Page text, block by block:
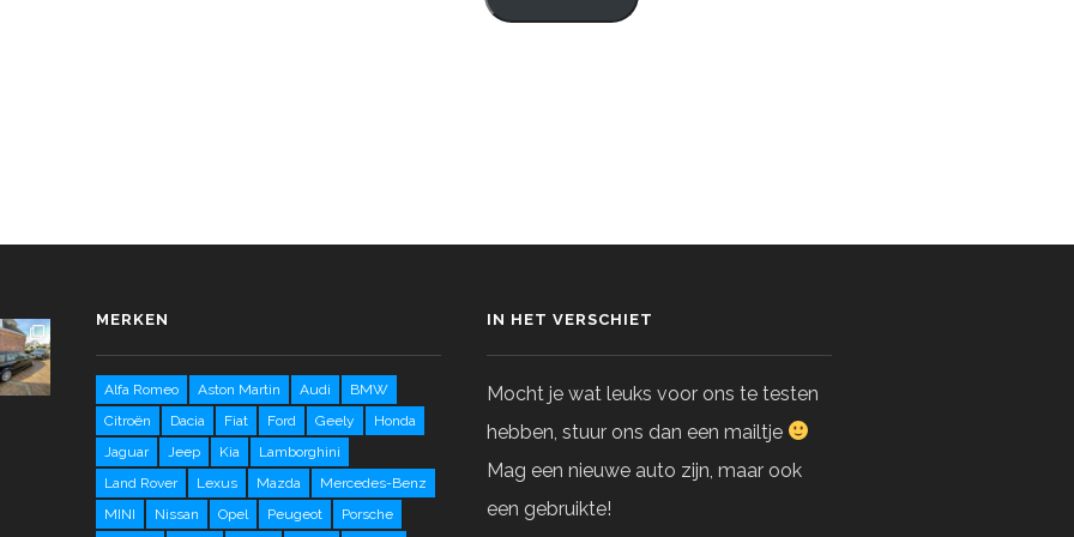
MERKEN
Alfa Romeo Aston Martin Audi
BMW
Citroën
Dacia Fiat Ford Geely
Honda
Jaguar
Jeep Kia
Lamborghini
Land Rover
Lexus Mazda
Mercedes-Benz
MINI
Nissan Opel Peugeot
Porsche
IN HET VERSCHIET
Mocht je wat leuks voor ons te testen
hebben, stuur ons dan een mailtje
Mag een nieuwe auto zijn, maar ook
een gebruikte!